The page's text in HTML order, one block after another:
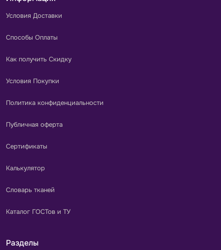
Условия Доставки
Способы Оплаты
Как получить Скидку
Условия Покупки
Политика конфиденциальности
Публичная оферта
Сертификаты
Калькулятор
Словарь тканей
Каталог ГОСТов и ТУ
Разделы